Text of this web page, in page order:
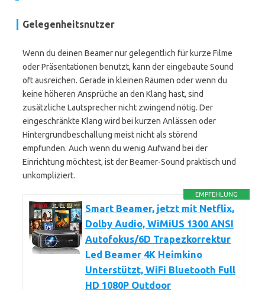
Gelegenheitsnutzer
Wenn du deinen Beamer nur gelegentlich für kurze Filme
oder Präsentationen benutzt, kann der eingebaute Sound
oft ausreichen. Gerade in kleinen Räumen oder wenn du
keine höheren Ansprüche an den Klang hast, sind
zusätzliche Lautsprecher nicht zwingend nötig. Der
eingeschränkte Klang wird bei kurzen Anlässen oder
Hintergrundbeschallung meist nicht als störend
empfunden. Auch wenn du wenig Aufwand bei der
Einrichtung möchtest, ist der Beamer-Sound praktisch und
unkompliziert.
EMPFEHLUNG
Smart Beamer, jetzt mit Netflix,
Dolby Audio, WiMiUS 1300 ANSI
Autofokus/6D Trapezkorrektur
Led Beamer 4K Heimkino
Unterstützt, WiFi Bluetooth Full
HD 1080P Outdoor